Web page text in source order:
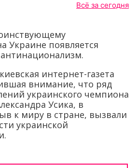
Всё за сегодня
Украине появляется
интернет-газета
внимание, что ряд
украинского чемпиона
Усика, в
к миру в стране, вызвали
украинской